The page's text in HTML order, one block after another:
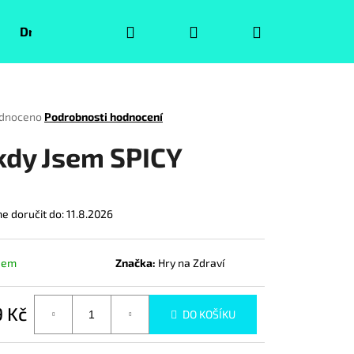
Druhá jakost Pokémoni Volný čas
Přihlášení
Podrobnosti hodnocení
Jsem SPICY
doručit do:11.8.2026
Značka: Hry na Zdraví
Kč DO KOŠÍKU
Následující